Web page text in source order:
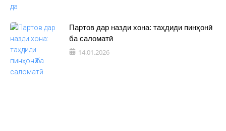
Партов дар назди хона: таҳдиди пинҳонӣ
ба саломатӣ
14.01.2026